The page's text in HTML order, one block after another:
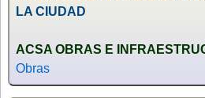
LA CIUDAD
ACSA OBRAS E
Obras